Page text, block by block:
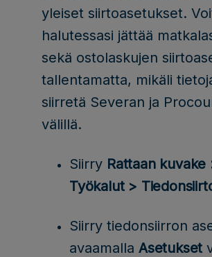
yleiset siirtoasetukset.
halutessasi jättää
sekä ostolaskujen
tallentamatta, mikäli
siirretä Severan ja
välillä.
Siirry Rattaan kuvake
Työkalut >
Siirry tiedonsiirron
avaamalla Asetukset